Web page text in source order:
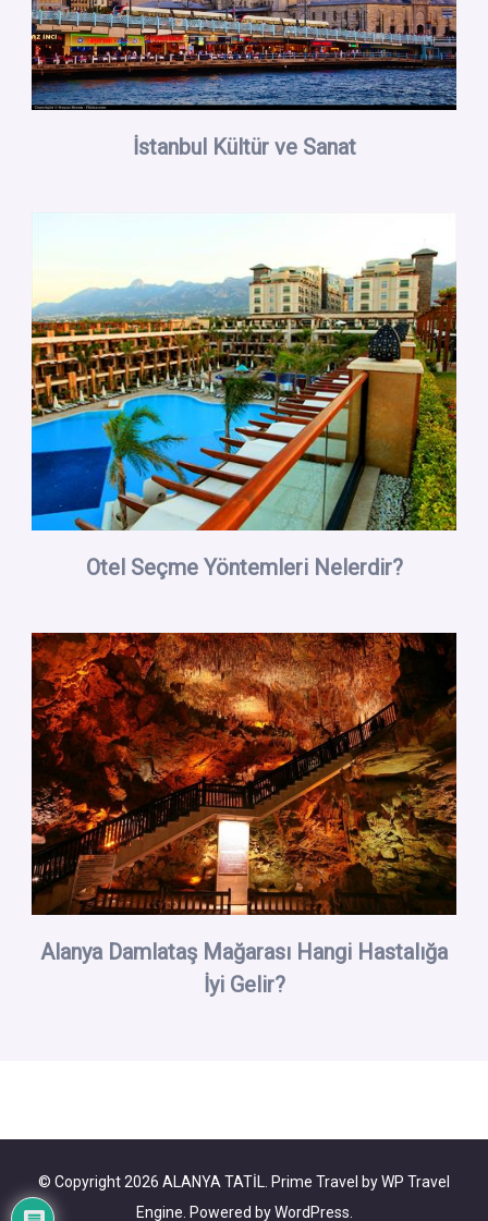
İstanbul Kültür ve Sanat
Otel Seçme Yöntemleri Nelerdir?
Alanya Damlataş Mağarası Hangi Hastalığa
İyi Gelir?
© Copyright 2026 ALANYA TATİL Prime Travel byWP Travel
Engine. Powered byWordPress